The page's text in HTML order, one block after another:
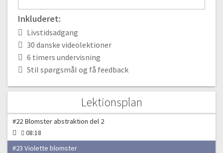
Inkluderet:
Livstidsadgang
30 danske videolektioner
6 timers undervisning
Stil spørgsmål og få feedback
Lektionsplan
#18 Blomsterliv del 2
#19 Livfulde blomster
#20 Livfulde blomster del 2
#21 Blomster abstraktion
#22 Blomster abstraktion del 2
08:18
#23 Violette blomster